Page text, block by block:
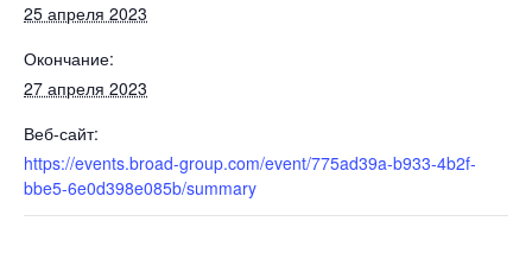
25 апреля 2023
Окончание:
27 апреля 2023
Веб-сайт:
https://events.broad-group.com/event/775ad39a-b933-4b2f-
bbe5-6e0d398e085b/summary